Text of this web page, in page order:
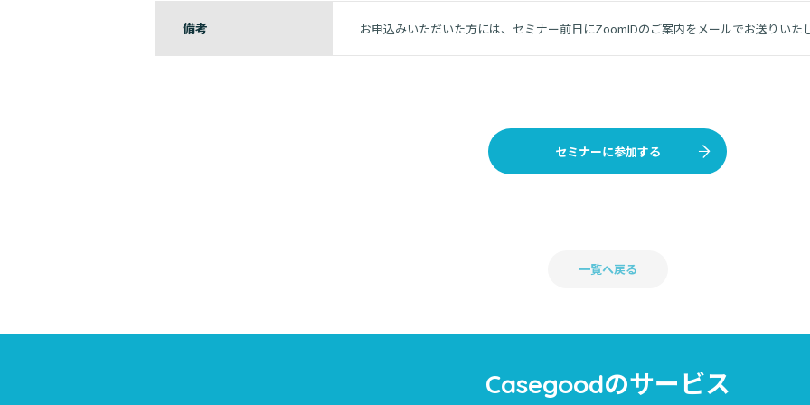
備考 お申込みいただいた方には、セミナー前日にZoomIDのご案内をメールでお送りいた
セミナーに参加する
一覧へ戻る
Casegoodのサービス